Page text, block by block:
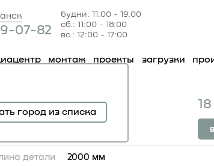
07-82
будни: 11:00 - 19:00
сб.: 11:00 - 18:00
вс.: 12:00 - 17:00
монтаж проекты загрузки
город из списка
4.91.002
детали
2000 мм